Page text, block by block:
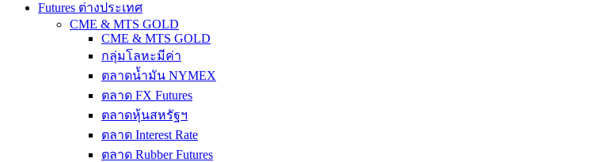
Futures ต่างประเทศ
CME & MTS GOLD
CME & MTS GOLD
กลุ่มโลหะมีค่า
ตลาดน้ำมัน NYMEX
ตลาด FX Futures
ตลาดหุ้นสหรัฐฯ
ตลาด Interest Rate
ตลาด Rubber Futures